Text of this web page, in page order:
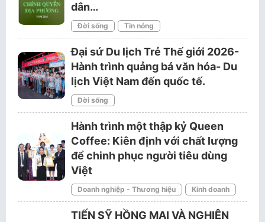
dân…
Đời sống Tin nóng
Đại sứ Du lịch Trẻ Thế giới 2026-
Hành trình quảng bá văn hóa- Du
lịch Việt Nam đến quốc tế.
Đời sống
Hành trình một thập kỷ Queen
Coffee: Kiên định với chất lượng
để chinh phục người tiêu dùng
Việt
Doanh nghiệp - Thương hiệu Kinh doanh
TIẾN SỸ HỒNG MAI VÀ NGHIÊN